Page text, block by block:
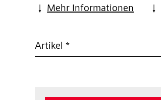
Mehr Informationen
Artikel *